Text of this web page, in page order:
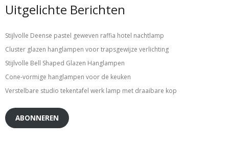
Uitgelichte Berichten
Stijlvolle Deense pastel geweven raffia hotel nachtlamp
Cluster glazen hanglampen voor trapsgewijze verlichting
Stijlvolle Bell Shaped Glazen Hanglampen
Cone-vormige hanglampen voor de keuken
Verstelbare studio tekentafel werk lamp met draaibare kop
ABONNEREN